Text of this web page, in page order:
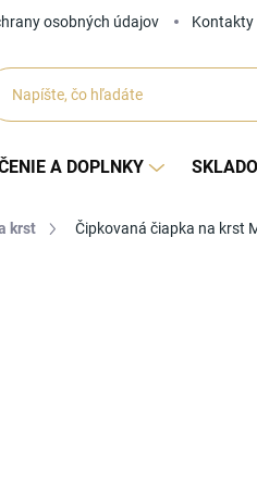
osobných údajov Kontakty
A DOPLNKY
krst Čipkovaná čiapka na krst